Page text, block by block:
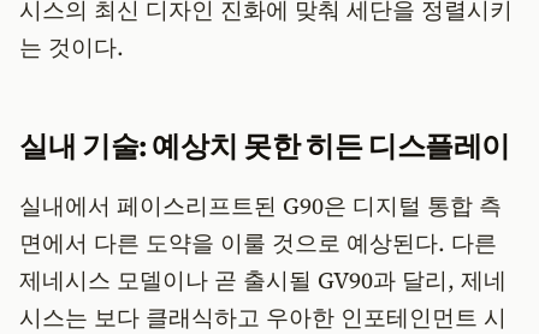
시스의 최신 디자인 진화에 맞춰 세단을 정렬시키
는 것이다.
실내 기술: 예상치 못한 히든 디스플레이
실내에서 페이스리프트된 G90은 디지털 통합 측
면에서 다른 도약을 이룰 것으로 예상된다. 다른
제네시스 모델이나 곧 출시될 GV90과 달리, 제네
시스는 보다 클래식하고 우아한 인포테인먼트 시